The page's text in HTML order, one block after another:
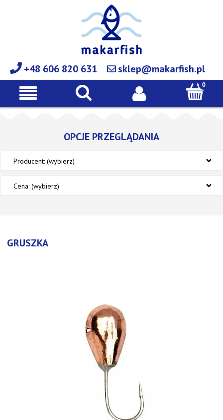
+48 606 820 631 sklep@makarfish.pl
OPCJE PRZEGLĄDANIA
Producent: (wybierz)
Cena: (wybierz)
GRUSZKA